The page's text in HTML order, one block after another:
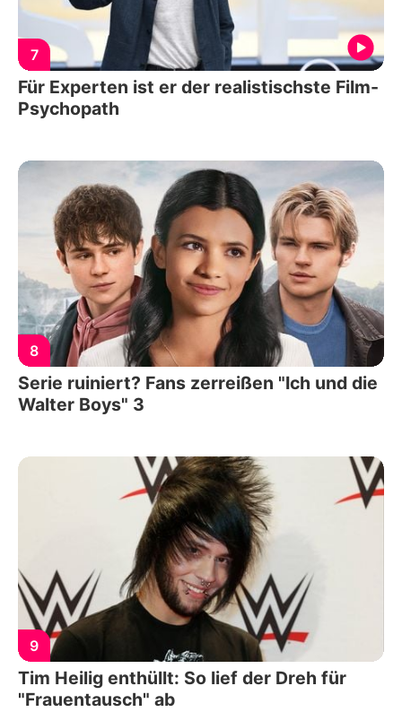
7
Für Experten ist er der realistischste Film-
Psychopath
8
Serie ruiniert? Fans zerreißen "Ich und die
Walter Boys" 3
9
Tim Heilig enthüllt: So lief der Dreh für
"Frauentausch" ab